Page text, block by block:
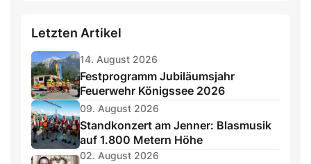
Letzten Artikel
14. August 2026
Festprogramm Jubiläumsjahr
Feuerwehr Königssee 2026
09. August 2026
Standkonzert am Jenner: Blasmusik
auf 1.800 Metern Höhe
02. August 2026